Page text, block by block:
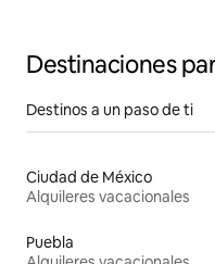
Destinaciones
Destinos a un paso de ti
Ciudad de México
Alquileres vacacionales
Puebla